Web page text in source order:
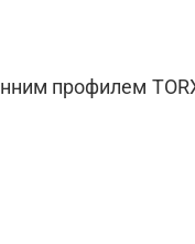
профилем